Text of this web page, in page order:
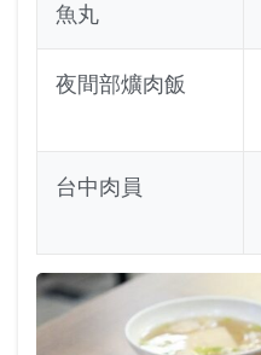
魚丸
夜間部爌肉飯
台中肉員